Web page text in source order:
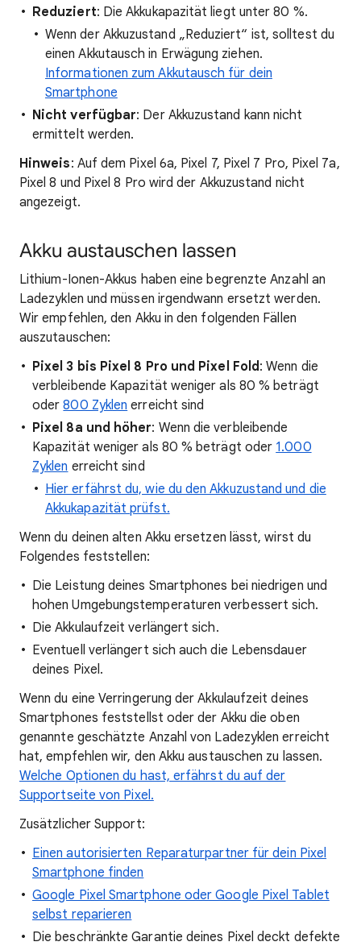
Reduziert: Die Akkukapazität liegt unter 80 %.
Wenn der Akkuzustand „Reduziert“ ist, solltest du
einen Akkutausch in Erwägung ziehen.
Informationen zum Akkutausch für dein
Smartphone
Nicht verfügbar: Der Akkuzustand kann nicht
ermittelt werden.
Hinweis: Auf dem Pixel 6a, Pixel 7, Pixel 7 Pro, Pixel 7a,
Pixel 8 und Pixel 8 Pro wird der Akkuzustand nicht
angezeigt.
Akku austauschen lassen
Lithium-Ionen-Akkus haben eine begrenzte Anzahl an
Ladezyklen und müssen irgendwann ersetzt werden.
Wir empfehlen, den Akku in den folgenden Fällen
auszutauschen:
Pixel 3 bis Pixel 8 Pro und Pixel Fold: Wenn die
verbleibende Kapazität weniger als 80 % beträgt
oder800 Zyklen erreicht sind
Pixel 8a und höher: Wenn die verbleibende
Kapazität weniger als 80 % beträgt oder 1.000
Zyklen erreicht sind
Hier erfährst du, wie du den Akkuzustand und die
Akkukapazität prüfst.
Wenn du deinen alten Akku ersetzen lässt, wirst du
Folgendes feststellen:
Die Leistung deines Smartphones bei niedrigen und
hohen Umgebungstemperaturen verbessert sich.
Die Akkulaufzeit verlängert sich.
Eventuell verlängert sich auch die Lebensdauer
deines Pixel.
Wenn du eine Verringerung der Akkulaufzeit deines
Smartphones feststellst oder der Akku die oben
genannte geschätzte Anzahl von Ladezyklen erreicht
hat, empfehlen wir, den Akku austauschen zu lassen.
Welche Optionen du hast, erfährst du auf der
Supportseite von Pixel.
Zusätzlicher Support:
Einen autorisierten Reparaturpartner für dein Pixel
Smartphone finden
Google Pixel Smartphone oder Google Pixel Tablet
selbst reparieren
Die beschränkte Garantie deines Pixel deckt defekte